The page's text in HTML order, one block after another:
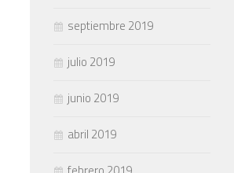
septiembre 2019
julio 2019
junio 2019
abril 2019